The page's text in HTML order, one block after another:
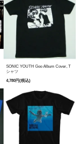
SONIC YOUTH Goo Album Cover, T
シャツ
4,780円(税込)